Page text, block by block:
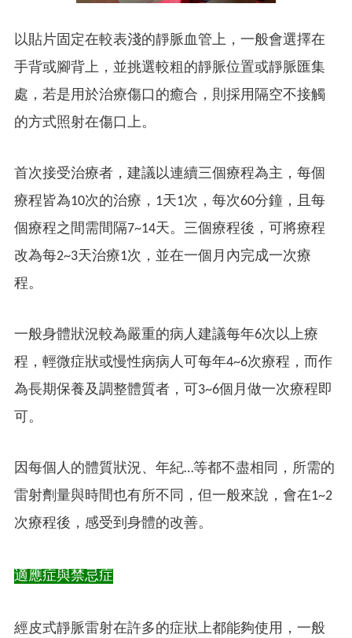
以貼片固定在較表淺的靜脈血管上，一般會選擇在
手背或腳背上，並挑選較粗的靜脈位置或靜脈匯集
處，若是用於治療傷口的癒合，則採用隔空不接觸
的方式照射在傷口上。
首次接受治療者，建議以連續三個療程為主，每個
療程皆為10次的治療，1天1次，每次60分鐘，且每
個療程之間需間隔7~14天。三個療程後，可將療程
改為每2~3天治療1次，並在一個月內完成一次療
程。
一般身體狀況較為嚴重的病人建議每年6次以上療
程，輕微症狀或慢性病病人可每年4~6次療程，而作
為長期保養及調整體質者，可3~6個月做一次療程即
可。
因每個人的體質狀況、年紀…等都不盡相同，所需的
雷射劑量與時間也有所不同，但一般來說，會在1~2
次療程後，感受到身體的改善。
適應症與禁忌症
經皮式靜脈雷射在許多的症狀上都能夠使用，一般